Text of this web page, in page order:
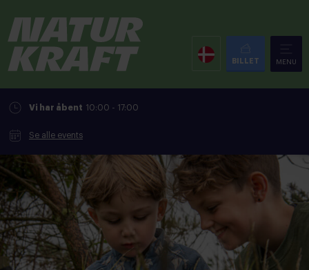
BILLET MENU
Vi har åbent 10:00 - 17:00
Se alle events